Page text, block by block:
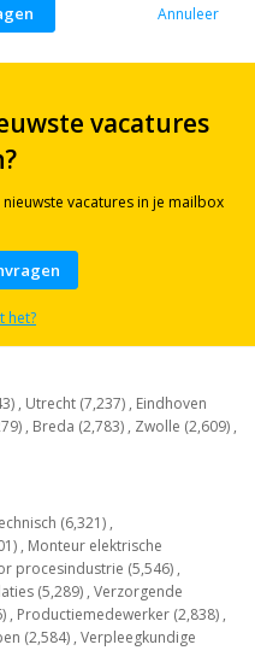
Annuleer
vacatures
vacatures in je mailbox
het?
, Utrecht (7,237) , Eindhoven
, Breda (2,783) , Zwolle (2,609) ,
(6,321) ,
, Monteur elektrische
procesindustrie (5,546) ,
(5,289) , Verzorgende
, Productiemedewerker (2,838) ,
(2,584) , Verpleegkundige